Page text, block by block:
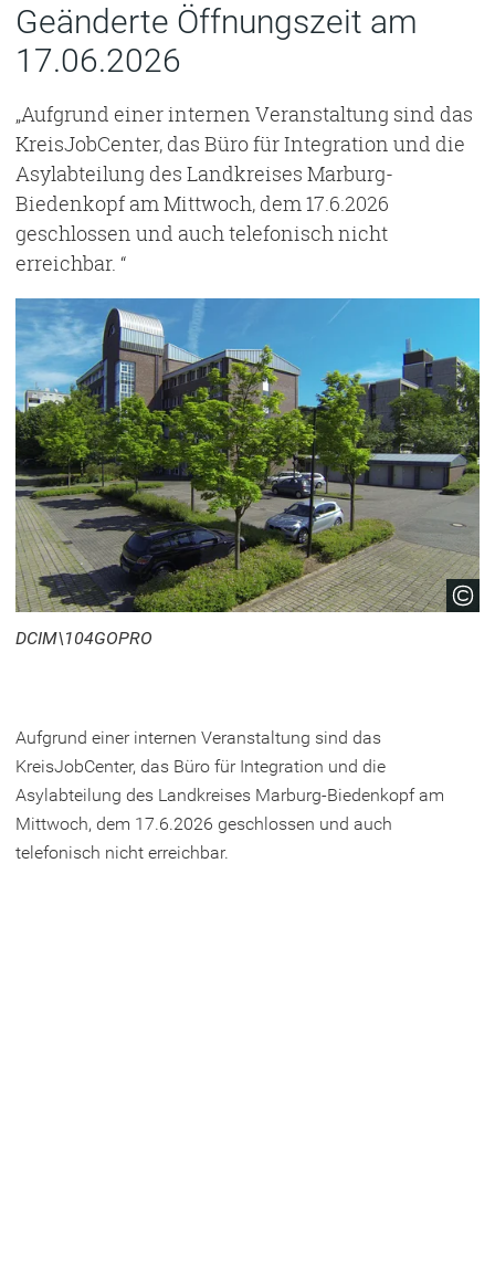
Geänderte Öffnungszeit am
17.06.2026
„Aufgrund einer internen Veranstaltung sind das
KreisJobCenter, das Büro für Integration und die
Asylabteilung des Landkreises Marburg-
Biedenkopf am Mittwoch, dem 17.6.2026
geschlossen und auch telefonisch nicht
erreichbar. “
DCIM\104GOPRO
Aufgrund einer internen Veranstaltung sind das
KreisJobCenter, das Büro für Integration und die
Asylabteilung des Landkreises Marburg-Biedenkopf am
Mittwoch, dem 17.6.2026 geschlossen und auch
telefonisch nicht erreichbar.